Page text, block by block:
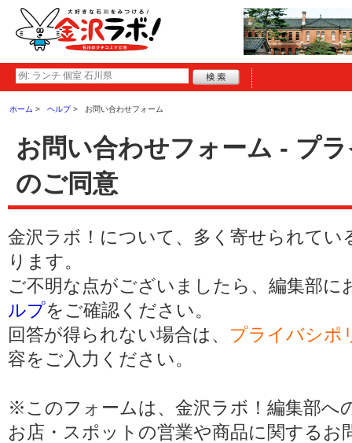
ホーム ヘルプ お問い合わせフォーム
お問い合わせフォーム - プ
のご同意
金沢ラボ！について、多く寄せられてい
ります。
ご不明な点がございましたら、編集部
ルプをご確認ください。
回答が得られない場合は、 プライバシポ
容をご入力ください。
※このフォームは、金沢ラボ！編集部へ
お店・スポットの営業や商品に関する